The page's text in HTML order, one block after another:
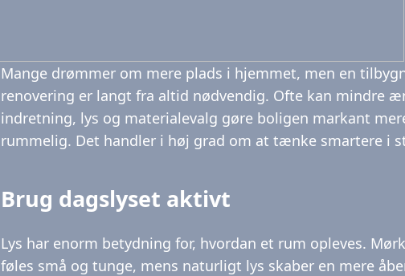
Mange drømmer om mere plads i hjemmet, men en
renovering er langt fra altid nødvendig. Ofte kan mindre
indretning, lys og materialevalg gøre boligen markant
rummelig. Det handler i høj grad om at tænke smartere i
Brug dagslyset aktivt
Lys har enorm betydning for, hvordan et rum opleves.
føles små og tunge, mens naturligt lys skaber en mere